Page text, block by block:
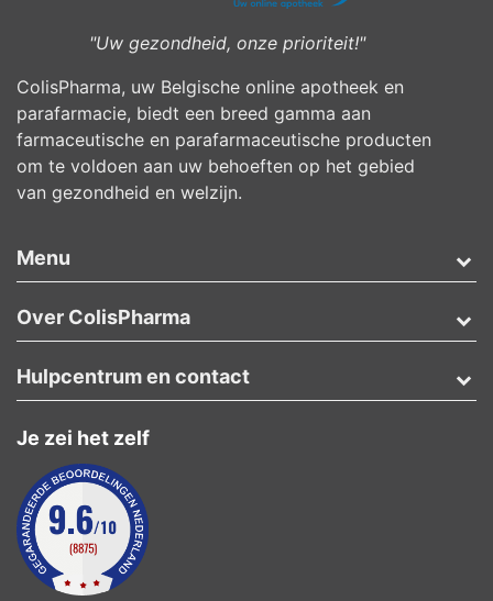
"Uw gezondheid, onze prioriteit!"
ColisPharma, uw Belgische online apotheek en
parafarmacie, biedt een breed gamma aan
farmaceutische en parafarmaceutische producten
om te voldoen aan uw behoeften op het gebied
van gezondheid en welzijn.
Menu
Over ColisPharma
Je zei het zelf
Hulpcentrum en contact